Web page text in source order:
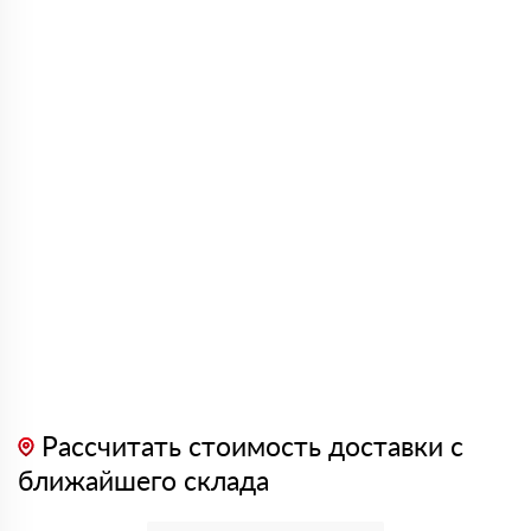
Рассчитать стоимость доставки с
ближайшего склада